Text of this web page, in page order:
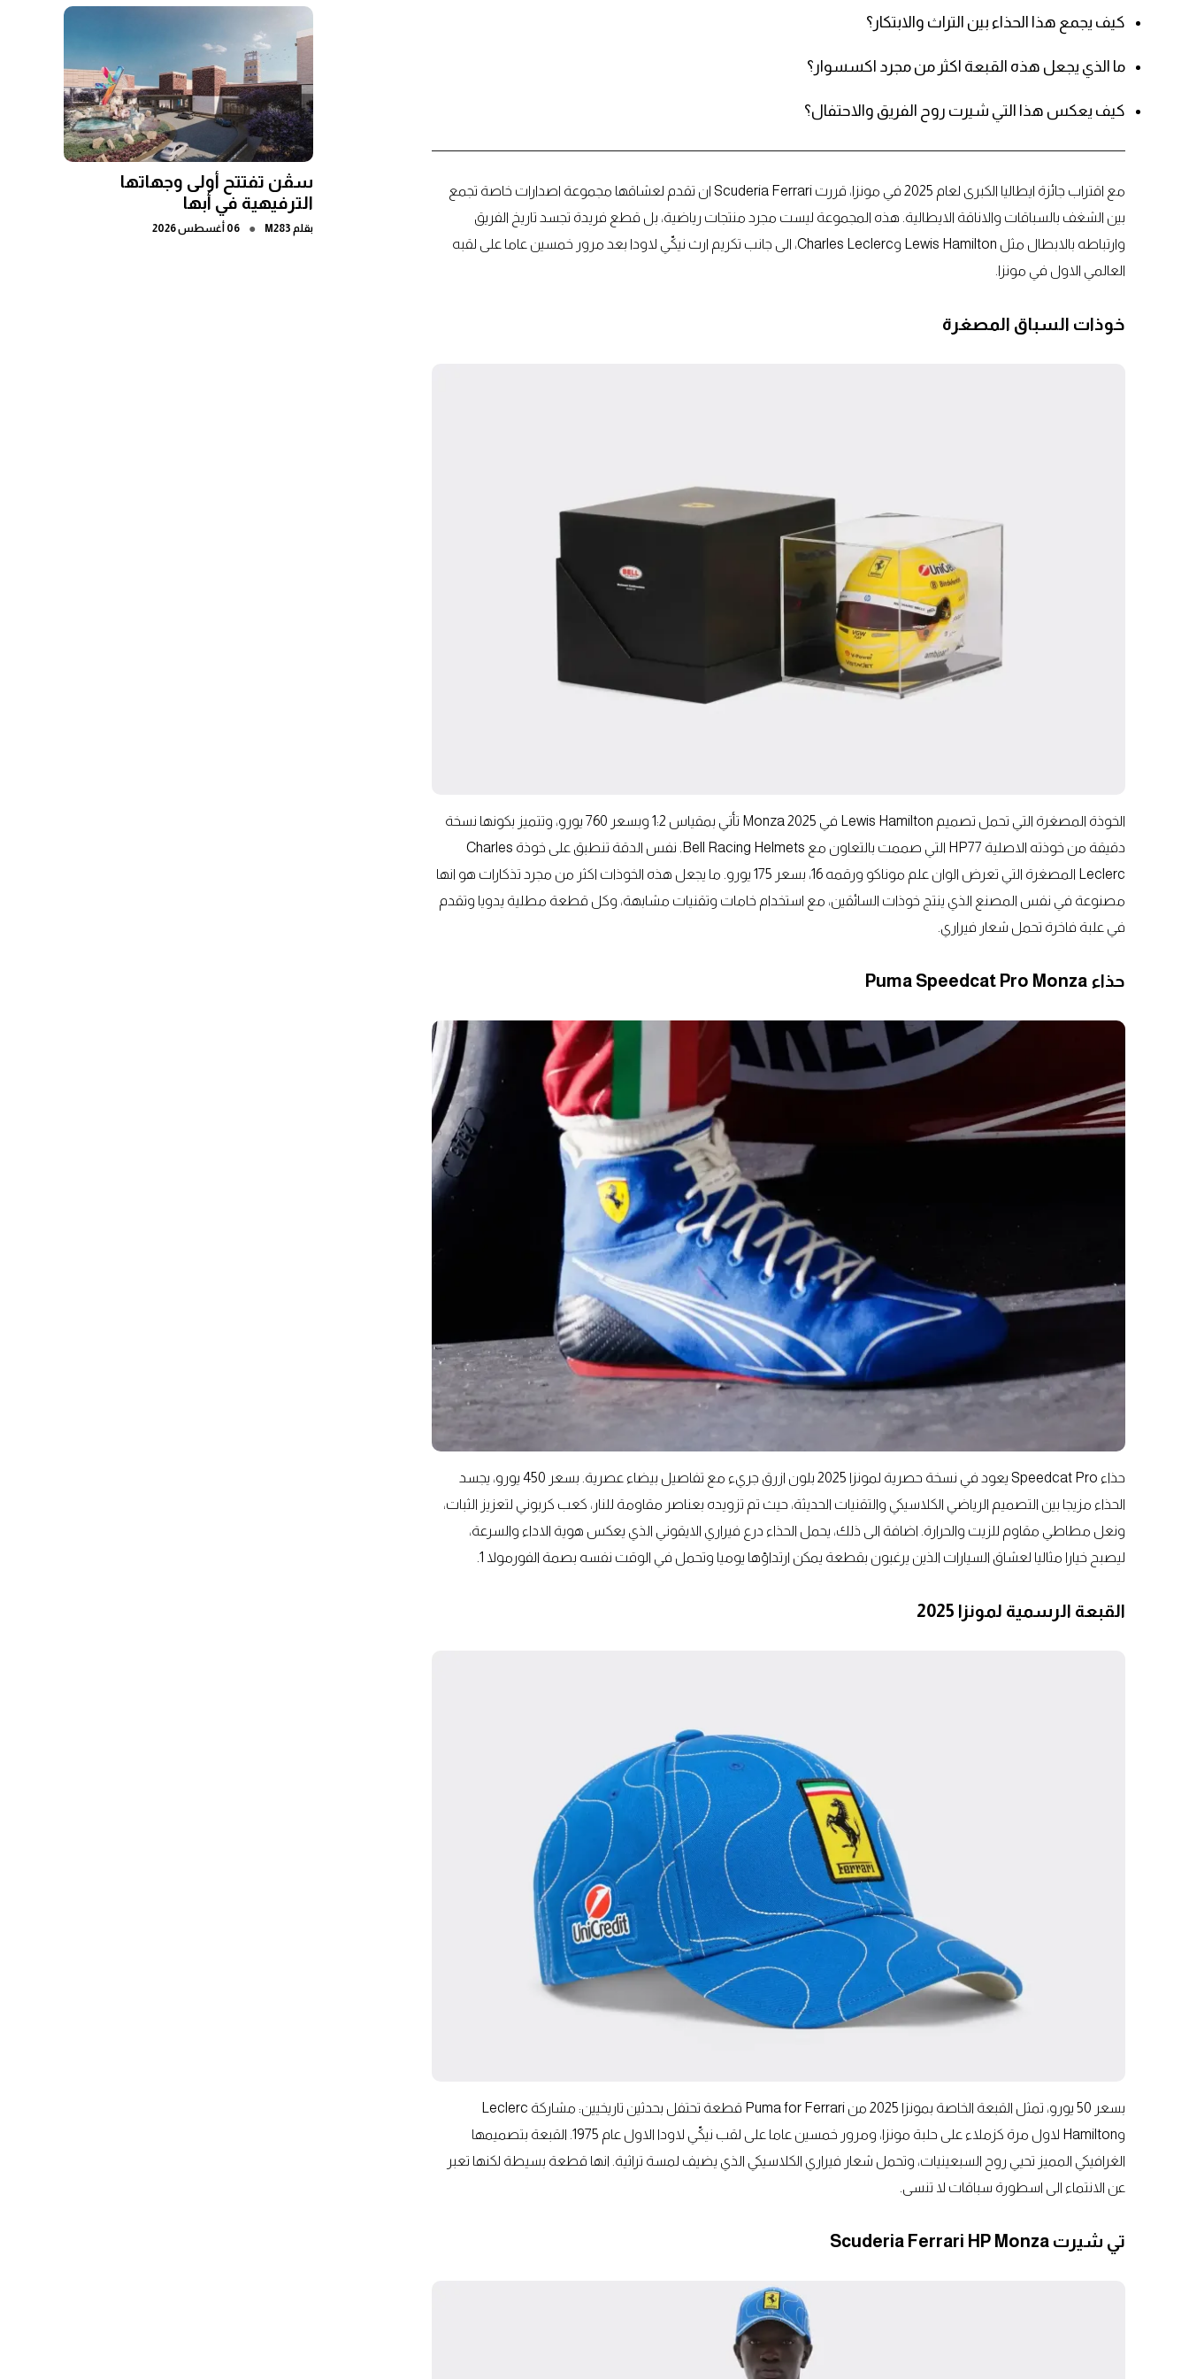
كيف يجمع هذا الحذاء بين التراث والابتكار؟
ما الذي يجعل هذه القبعة اكثر من مجرد اكسسوار؟
كيف يعكس هذا التي شيرت روح الفريق والاحتفال؟
مع اقتراب جائزة ايطاليا الكبرى لعام 2025 في مونزا، قررت Scuderia Ferrari ان تقدم لعشاقها مجموعة اصدارات خاصة تجمع
بين الشغف بالسباقات والاناقة الايطالية. هذه المجموعة ليست مجرد منتجات رياضية، بل قطع فريدة تجسد تاريخ الفريق
وارتباطه بالابطال مثل Lewis Hamilton وCharles Leclerc، الى جانب تكريم ارث نيكّي لاودا بعد مرور خمسين عاما على لقبه
العالمي الاول في مونزا.
خوذات السباق المصغرة
الخوذة المصغرة التي تحمل تصميم Lewis Hamilton في Monza 2025 تأتي بمقياس 1:2 وبسعر 760 يورو، وتتميز بكونها نسخة
دقيقة من خوذته الاصلية HP77 التي صممت بالتعاون مع Bell Racing Helmets. نفس الدقة تنطبق على خوذة Charles
Leclerc المصغرة التي تعرض الوان علم موناكو ورقمه 16، بسعر 175 يورو. ما يجعل هذه الخوذات اكثر من مجرد تذكارات هو انها
مصنوعة في نفس المصنع الذي ينتج خوذات السائقين، مع استخدام خامات وتقنيات مشابهة، وكل قطعة مطلية يدويا وتقدم
في علبة فاخرة تحمل شعار فيراري.
حذاء Puma Speedcat Pro Monza
حذاء Speedcat Pro يعود في نسخة حصرية لمونزا 2025 بلون ازرق جريء مع تفاصيل بيضاء عصرية. بسعر 450 يورو، يجسد
الحذاء مزيجا بين التصميم الرياضي الكلاسيكي والتقنيات الحديثة، حيث تم تزويده بعناصر مقاومة للنار، كعب كربوني لتعزيز الثبات،
ونعل مطاطي مقاوم للزيت والحرارة. اضافة الى ذلك، يحمل الحذاء درع فيراري الايقوني الذي يعكس هوية الاداء والسرعة،
ليصبح خيارا مثاليا لعشاق السيارات الذين يرغبون بقطعة يمكن ارتداؤها يوميا وتحمل في الوقت نفسه بصمة الفورمولا 1.
القبعة الرسمية لمونزا 2025
بسعر 50 يورو، تمثل القبعة الخاصة بمونزا 2025 من Puma for Ferrari قطعة تحتفل بحدثين تاريخيين: مشاركة Leclerc
وHamilton لاول مرة كزملاء على حلبة مونزا، ومرور خمسين عاما على لقب نيكّي لاودا الاول عام 1975. القبعة بتصميمها
الغرافيكي المميز تحيي روح السبعينيات، وتحمل شعار فيراري الكلاسيكي الذي يضيف لمسة تراثية. انها قطعة بسيطة لكنها تعبر
عن الانتماء الى اسطورة سباقات لا تنسى.
تي شيرت Scuderia Ferrari HP Monza
سڤن تفتتح أولى وجهاتها
الترفيهية في أبها
بقلم M283
● 06 أغسطس 2026